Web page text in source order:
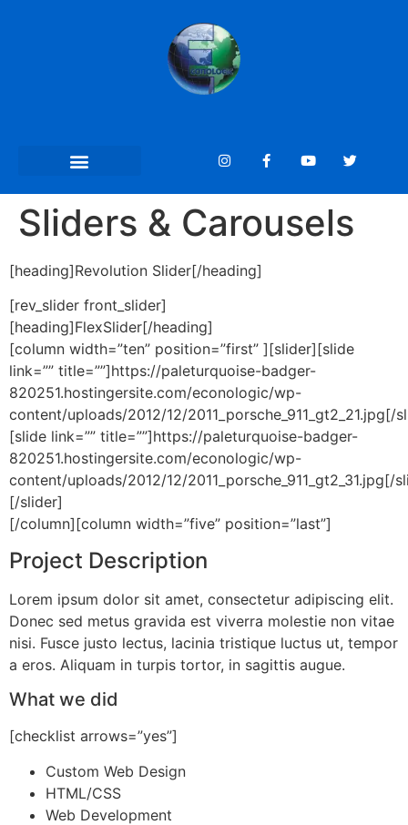
Sliders & Carousels
[heading]Revolution Slider[/heading]
[rev_slider front_slider]
[heading]FlexSlider[/heading]
[column width=”ten” position=”first” ][slider][slide
link=”” title=””]https://paleturquoise-badger-
820251.hostingersite.com/econologic/wp-
content/uploads/2012/12/2011_porsche_911_gt2_21.jpg[/
[slide link=”” title=””]https://paleturquoise-badger-
820251.hostingersite.com/econologic/wp-
content/uploads/2012/12/2011_porsche_911_gt2_31.jpg[/
[/slider]
[/column][column width=”five” position=”last”]
Project Description
Lorem ipsum dolor sit amet, consectetur adipiscing elit.
Donec sed metus gravida est viverra molestie non vitae
nisi. Fusce justo lectus, lacinia tristique luctus ut, tempor
a eros. Aliquam in turpis tortor, in sagittis augue.
What we did
[checklist arrows=”yes”]
Custom Web Design
HTML/CSS
Web Development